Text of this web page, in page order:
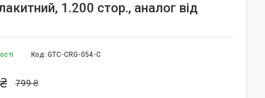
1.200 стор., аналог від
Код: GTC-CRG-054-C
799 ₴